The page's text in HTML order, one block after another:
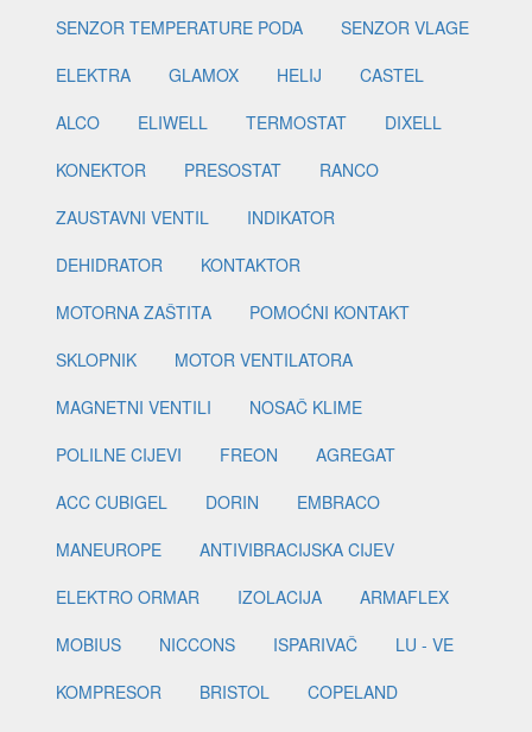
SENZOR TEMPERATURE PODA
SENZOR VLAGE
ELEKTRA
GLAMOX HELIJ
CASTEL
ALCO
ELIWELL TERMOSTAT
DIXELL
KONEKTOR
PRESOSTAT
RANCO
ZAUSTAVNI VENTIL
INDIKATOR
DEHIDRATOR
KONTAKTOR
MOTORNA ZAŠTITA
POMOĆNI KONTAKT
SKLOPNIK
MOTOR VENTILATORA
MAGNETNI VENTILI
NOSAČ KLIME
POLILNE CIJEVI
FREON
AGREGAT
ACC CUBIGEL
DORIN
EMBRACO
MANEUROPE
ANTIVIBRACIJSKA CIJEV
ELEKTRO ORMAR
IZOLACIJA
ARMAFLEX
MOBIUS
NICCONS ISPARIVAČ
LU - VE
KOMPRESOR
BRISTOL
COPELAND